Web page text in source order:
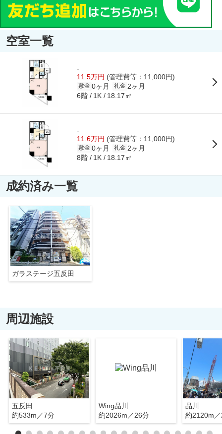
空室一覧
-
11.5万円 (管理費等：11,000円)
敷金 0ヶ月 礼金 2ヶ月
6階 1K 18.17㎡
-
11.6万円 (管理費等：11,000円)
敷金 0ヶ月 礼金 2ヶ月
8階 1K 18.17㎡
成約済み一覧
ガラステージ五反田
周辺施設
五反田
約533m／7分
Wing品川
約2026m／26分
品川
約2120m